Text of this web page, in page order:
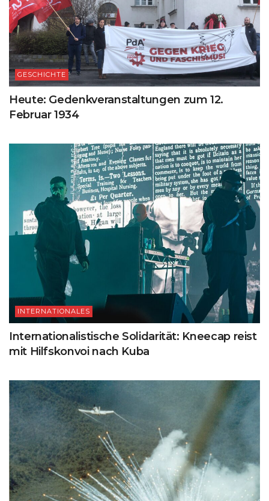
GESCHICHTE
Heute: Gedenkveranstaltungen zum 12.
Februar 1934
INTERNATIONALES
Internationalistische Solidarität: Kneecap reist
mit Hilfskonvoi nach Kuba